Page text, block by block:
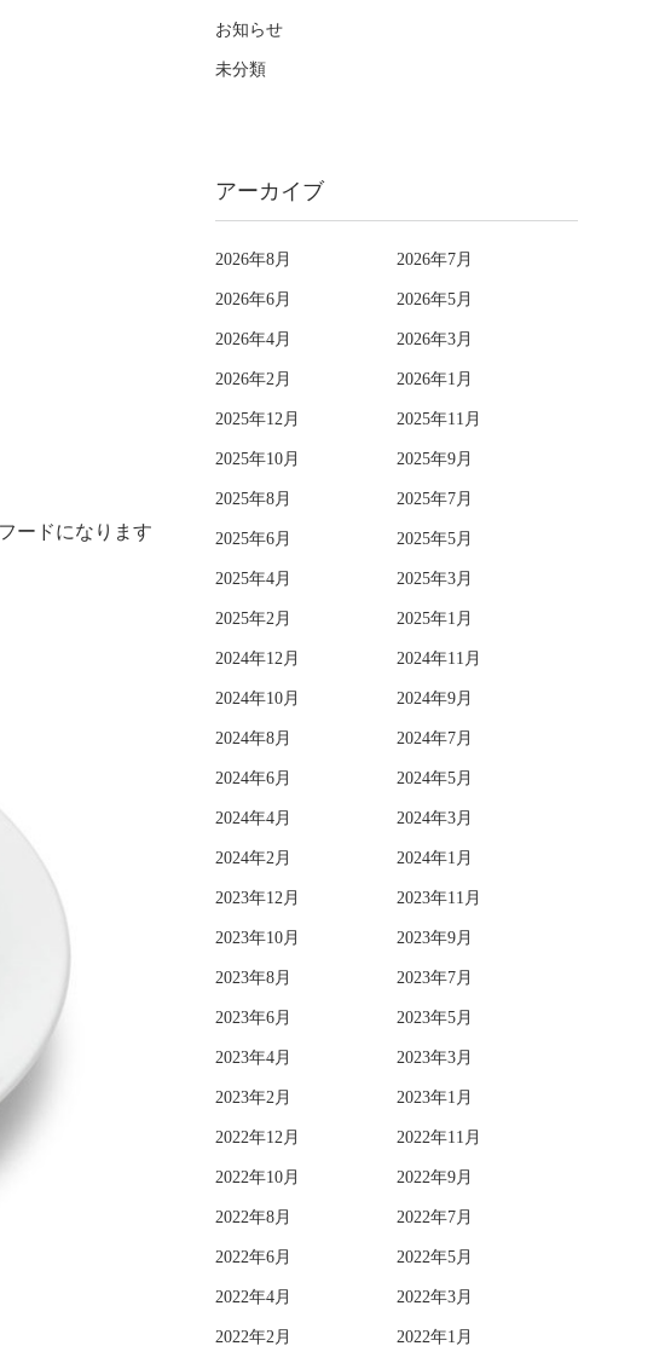
ードになります
お知らせ
未分類
アーカイブ
2026年8月 2026年7月
2026年6月 2026年5月
2026年4月 2026年3月
2026年2月 2026年1月
2025年12月 2025年11月
2025年10月 2025年9月
2025年8月 2025年7月
2025年6月 2025年5月
2025年4月 2025年3月
2025年2月 2025年1月
2024年12月 2024年11月
2024年10月 2024年9月
2024年8月 2024年7月
2024年6月 2024年5月
2024年4月 2024年3月
2024年2月 2024年1月
2023年12月 2023年11月
2023年10月 2023年9月
2023年8月 2023年7月
2023年6月 2023年5月
2023年4月 2023年3月
2023年2月 2023年1月
2022年12月 2022年11月
2022年10月 2022年9月
2022年8月 2022年7月
2022年6月 2022年5月
2022年4月 2022年3月
2022年2月 2022年1月